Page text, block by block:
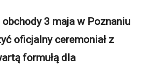
3 maja w Poznaniu
oficjalny ceremoniał z
formułą dla